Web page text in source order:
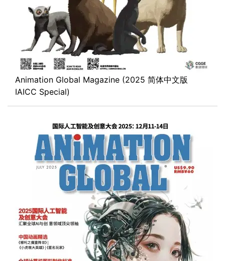
Animation Global Magazine (2025 简体中文版
IAICC Special)